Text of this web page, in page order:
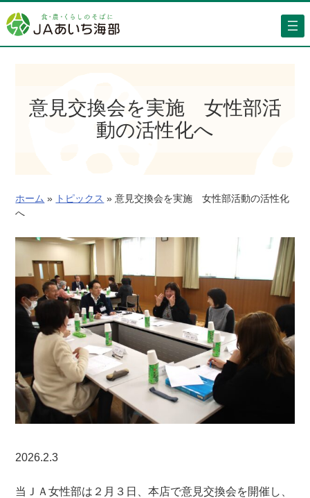
容
を
意見交換会を実施 女性部活
動の活性化へ
ホーム » トピックス » 意見交換会を実施 女性部活動の活性化
へ
2026.2.3
当ＪＡ女性部は２月３日、本店で意見交換会を開催し、